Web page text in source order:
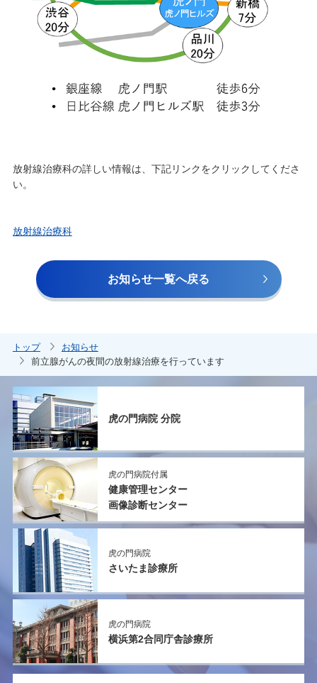
放射線治療科の詳しい情報は、下記リンクをクリックしてくださ
い。
放射線治療科
お知らせ⼀覧へ戻る
トップ
お知らせ
前立腺がんの夜間の放射線治療を行っています
虎の門病院 分院
虎の門病院付属
健康管理センター
画像診断センター
虎の門病院
さいたま診療所
虎の門病院
横浜第2合同庁舎診療所